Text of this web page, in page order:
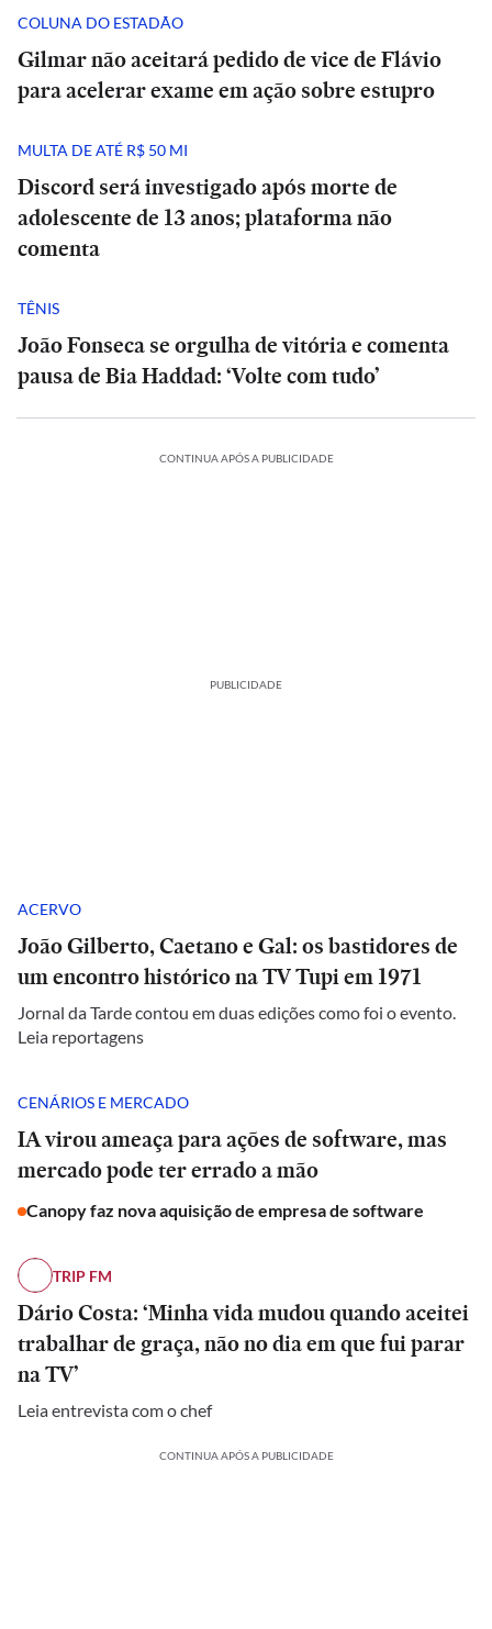
COLUNA DO ESTADÃO
Gilmar não aceitará pedido de vice de Flávio
para acelerar exame em ação sobre estupro
MULTA DE ATÉ R$ 50 MI
Discord será investigado após morte de
adolescente de 13 anos; plataforma não
comenta
TÊNIS
João Fonseca se orgulha de vitória e comenta
pausa de Bia Haddad: ‘Volte com tudo’
CONTINUA APÓS A PUBLICIDADE
PUBLICIDADE
ACERVO
João Gilberto, Caetano e Gal: os bastidores de
um encontro histórico na TV Tupi em 1971
Jornal da Tarde contou em duas edições como foi o evento.
Leia reportagens
CENÁRIOS E MERCADO
IA virou ameaça para ações de software, mas
mercado pode ter errado a mão
Canopy faz nova aquisição de empresa de software
TRIP FM
Dário Costa: ‘Minha vida mudou quando aceitei
trabalhar de graça, não no dia em que fui parar
na TV’
Leia entrevista com o chef
CONTINUA APÓS A PUBLICIDADE